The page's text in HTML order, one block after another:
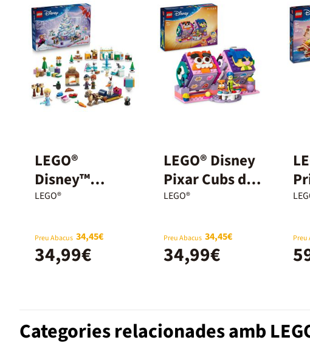
LEGO®
Disney™
Calendari
43273
LEGO®
Preu Abacus 34,45€
34,99€
LEGO® Disney
Pixar Cubs de
Humor Del
Inside Out
43248
LEGO®
Preu Abacus 34,45€
34,99€
Preu
Categories relacionades amb